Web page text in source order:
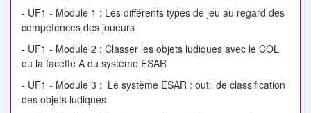
- UF1 - Module 1 : Les différents types de jeu au regard des
compétences des joueurs
- UF1 - Module 2 : Classer les objets ludiques avec le COL
ou la facette A du système ESAR
- UF1 - Module 3 : Le système ESAR : outil de classification
des objets ludiques